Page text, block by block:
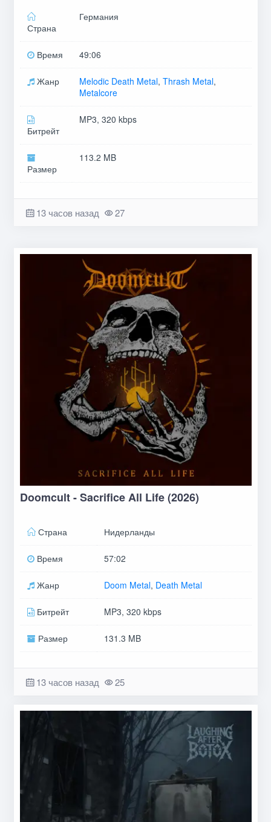
Страна
Германия
Время 49:06
Жанр Melodic Death Metal, Thrash Metal,
Metalcore
Битрейт
MP3, 320 kbps
Размер
113.2 MB
13 часов назад 27
Doomcult - Sacrifice All Life (2026)
Страна Нидерланды
Время 57:02
Жанр Doom Metal, Death Metal
Битрейт MP3, 320 kbps
Размер 131.3 MB
13 часов назад 25